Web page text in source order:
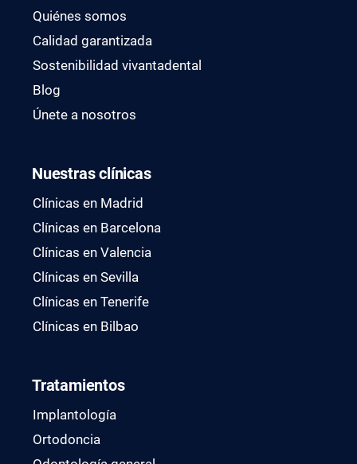
Quiénes somos
Calidad garantizada
Sostenibilidad vivantadental
Blog
Únete a nosotros
Nuestras clínicas
Clínicas en Madrid
Clínicas en Barcelona
Clínicas en Valencia
Clínicas en Sevilla
Clínicas en Tenerife
Clínicas en Bilbao
Tratamientos
Implantología
Ortodoncia